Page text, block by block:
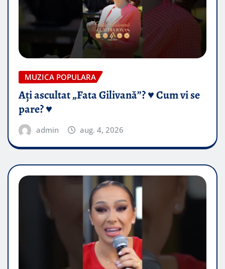
MUZICA POPULARA
Ați ascultat „Fata Gilivană”? ♥️ Cum vi se
pare? ♥️
admin aug. 4, 2026